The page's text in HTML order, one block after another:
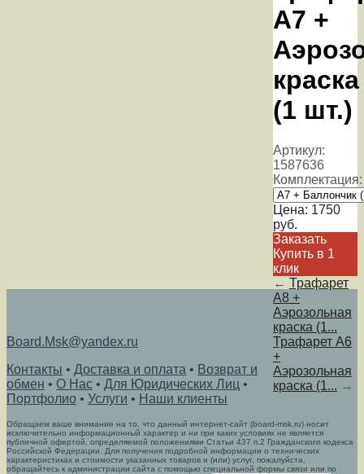
А7 +
краска
(1 шт.)
Артикул:
1587636
Комплектация:
Цена: 1750
руб.
Заказать
Купить в 1
клик
← Трафарет
А8 +
Аэрозольная
краска (1...
Трафарет А6
+
Аэрозольная
краска (1... →
Board.Msk@yandex.ru
Контакты • Доставка и оплата • Возврат и
обмен • О Нас • Для Юридических Лиц •
Портфолио • Услуги • Наши клиенты
Обращаем ваше внимание на то, что данный интернет-сайт (board-msk.ru) носит
исключительно информационный характер и ни при каких условиях не является
публичной офертой, определяемой положениями Статьи 437 п.2 Гражданского кодекса
Российской Федерации. Для получения подробной информации о технических
характеристиках и стоимости указанных товаров и (или) услуг, пожалуйста,
обращайтесь к администрации сайта с помощью специальной формы связи или по